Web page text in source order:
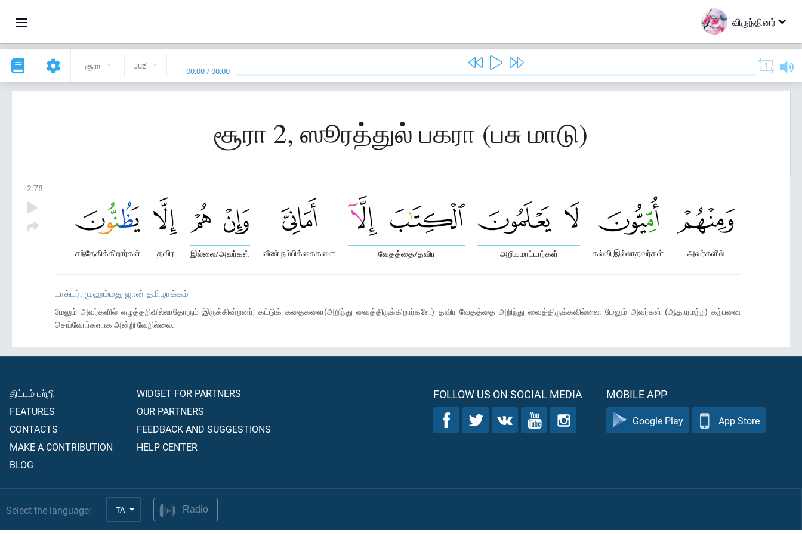
விருந்தினர்
சூரா Juz' 00:00 /00:00
சூரா 2, ஸூரத்துல் பகரா (பசு மாடு)
2:78
அவர்களில்
கல்வி இல்லாதவர்கள்
அறியமாட்டார்கள்
வேதத்தை/தவிர
வீண் நம்பிக்கைகளை
இல்லை/அவர்கள்
தவிர
சந்தேகிக்கிறார்கள்
டாக்டர். முஹம்மது ஜான் தமிழாக்கம்
மேலும் அவர்களில் எழுத்தறிவில்லாதோரும் இருக்கின்றனர்; கட்டுக் கதைகளை(அறிந்து வைத்திருக்கிறார்களே) தவிர வேதத்தை அறிந்து வைத்திருக்கவில்லை. மேலும் அவர்கள் (ஆதாரமற்ற) கற்பனை
செய்வோர்களாக அன்றி வேறில்லை.
திட்டம் பற்றி
FEATURES
CONTACTS
MAKE A CONTRIBUTION
BLOG
WIDGET FOR PARTNERS
OUR PARTNERS
FEEDBACK AND SUGGESTIONS
HELP CENTER
FOLLOW US ON SOCIAL MEDIA MOBILE APP
Google Play App Store
Select the language: TA Radio